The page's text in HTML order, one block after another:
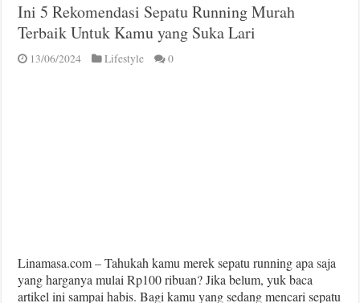
Ini 5 Rekomendasi Sepatu Running Murah
Terbaik Untuk Kamu yang Suka Lari
13/06/2024 Lifestyle 0
Linamasa.com – Tahukah kamu merek sepatu running apa saja
yang harganya mulai Rp100 ribuan? Jika belum, yuk baca
artikel ini sampai habis. Bagi kamu yang sedang mencari sepatu